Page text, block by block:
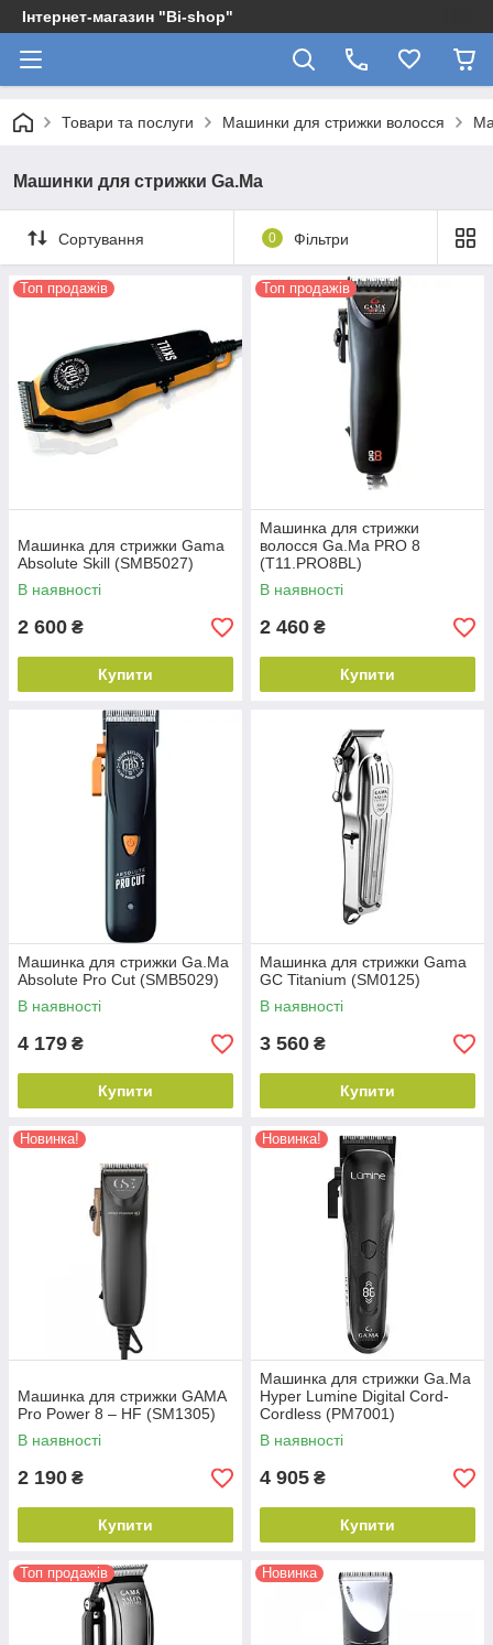
Інтернет-магазин "Bi-shop"
Товари та послуги Машинки для стрижки волосся
Машинки для стрижки Ga.Ma
Сортування 0 Фільтри
Топ продажів
Машинка для стрижки Gama
Absolute Skill (SMB5027)
В наявності
2 600 ₴
Купити
Топ продажів
Машинка для стрижки
волосся Ga.Ma PRO 8
(T11.PRO8BL)
В наявності
2 460 ₴
Купити
Машинка для стрижки Ga.Ma
Absolute Pro Cut (SMB5029)
В наявності
4 179 ₴
Купити
Машинка для стрижки Gama
GC Titanium (SM0125)
В наявності
3 560 ₴
Купити
Новинка!
Машинка для стрижки GAMA
Pro Power 8 – HF (SM1305)
В наявності
2 190 ₴
Купити
Новинка!
Машинка для стрижки Ga.Ma
Hyper Lumine Digital Cord-
Cordless (PM7001)
В наявності
4 905 ₴
Купити
Топ продажів Новинка